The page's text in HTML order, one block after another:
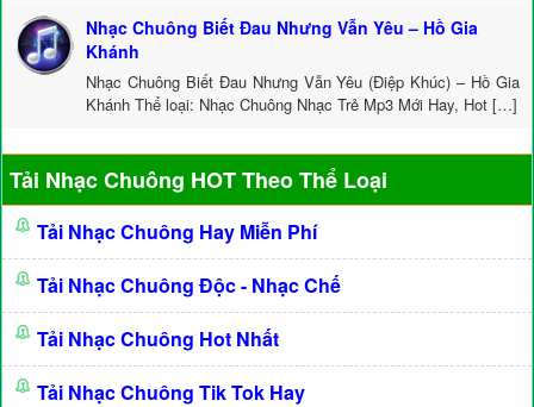
Nhạc Chuông Biết Đau Nhưng Vẫn Yêu – Hồ Gia
Khánh
Nhạc Chuông Biết Đau Nhưng Vẫn Yêu (Điệp Khúc) – Hồ Gia
Khánh Thể loại: Nhạc Chuông Nhạc Trẻ Mp3 Mới Hay, Hot […]
Tải Nhạc Chuông HOT Theo Thể Loại
Tải Nhạc Chuông Hay Miễn Phí
Tải Nhạc Chuông Độc - Nhạc Chế
Tải Nhạc Chuông Hot Nhất
Tải Nhạc Chuông Tik Tok Hay